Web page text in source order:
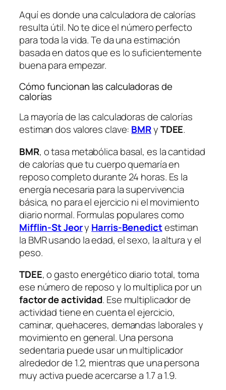
Aquí es donde una calculadora de calorías
resulta útil. No te dice el número perfecto
para toda la vida. Te da una estimación
basada en datos que es lo suficientemente
buena para empezar.
Cómo funcionan las calculadoras de
calorías
La mayoría de las calculadoras de calorías
estiman dos valores clave: BMRyTDEE.
BMR, otasa metabólica basal, es la cantidad
de calorías que tu cuerpo quemaría en
reposo completo durante 24 horas. Es la
energía necesaria para la supervivencia
básica, no para el ejercicio ni el movimiento
diario normal. Formulas populares como
Mifflin-St Jeory Harris-Benedictestiman
la BMR usando la edad, el sexo, la altura y el
peso.
TDEE, ogasto energético diario total, toma
ese número de reposo y lo multiplica por un
factor de actividad. Ese multiplicador de
actividad tiene en cuenta el ejercicio,
caminar, quehaceres, demandas laborales y
movimiento en general. Una persona
sedentaria puede usar un multiplicador
alrededor de 1.2, mientras que una persona
muy activa puede acercarse a 1.7 a 1.9.